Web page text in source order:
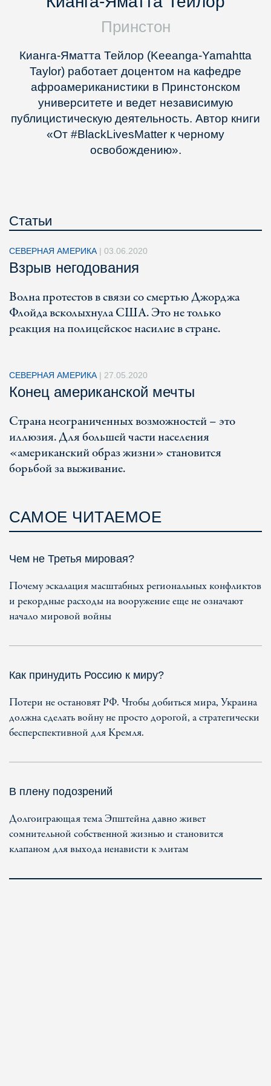
Принстон
Кианга-Яматта Тейлор (Keeanga-Yamahtta
Taylor) работает доцентом на кафедре
афроамериканистики в Принстонском
университете и ведет независимую
публицистическую деятельность. Автор книги
«От #BlackLivesMatter к черному
освобождению».
Статьи
СЕВЕРНАЯ АМЕРИКА | 03.06.2020
Взрыв негодования
Волна протестов в связи со смертью Джорджа
Флойда всколыхнула США. Это не только
реакция на полицейское насилие в стране.
СЕВЕРНАЯ АМЕРИКА | 27.05.2020
Конец американской мечты
Страна неограниченных возможностей – это
иллюзия. Для большей части населения
«американский образ жизни» становится
борьбой за выживание.
САМОЕ ЧИТАЕМОЕ
Чем не Третья мировая?
Почему эскалация масштабных региональных конфликтов
и рекордные расходы на вооружение еще не означают
начало мировой войны
Как принудить Россию к миру?
Потери не остановят РФ. Чтобы добиться мира, Украина
должна сделать войну не просто дорогой, а стратегически
бесперспективной для Кремля.
В плену подозрений
Долгоиграющая тема Эпштейна давно живет
сомнительной собственной жизнью и становится
клапаном для выхода ненависти к элитам